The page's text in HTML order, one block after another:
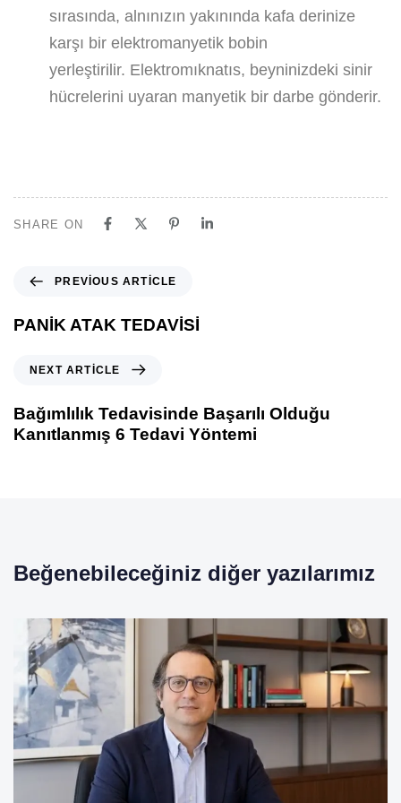
sırasında, alnınızın yakınında kafa derinize
karşı bir elektromanyetik bobin
yerleştirilir. Elektromıknatıs, beyninizdeki sinir
hücrelerini uyaran manyetik bir darbe gönderir.
SHARE ON
PREVIOUS ARTICLE
PANİK ATAK TEDAVİSİ
NEXT ARTICLE
Bağımlılık Tedavisinde Başarılı Olduğu
Kanıtlanmış 6 Tedavi Yöntemi
Beğenebileceğiniz diğer yazılarımız